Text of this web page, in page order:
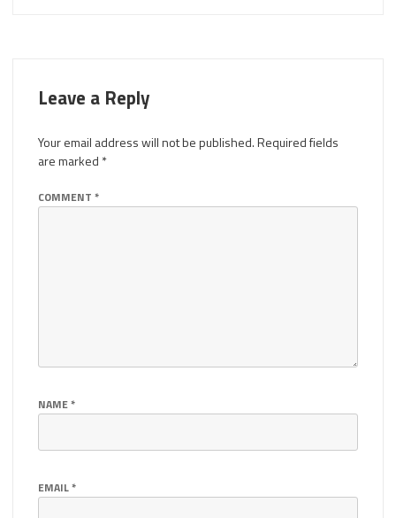
Leave a Reply
Your email address will not be published.Required fields
are marked *
COMMENT *
NAME*
EMAIL*